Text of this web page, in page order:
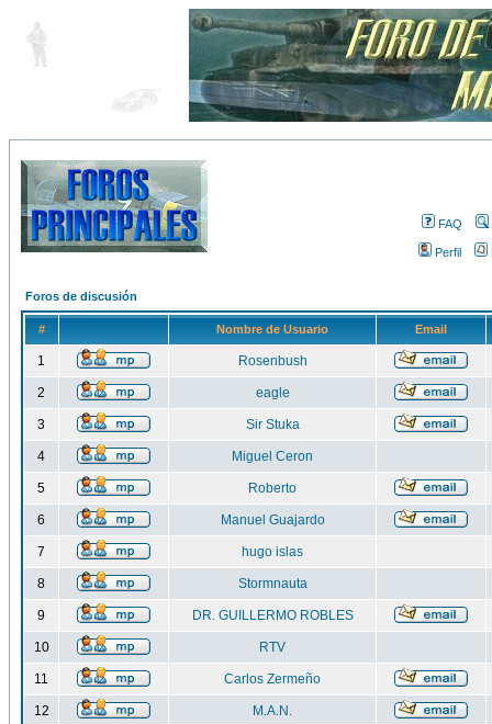
FAQ
Perfil
Foros de discusión
# Nombre de Usuario Email
1 Rosenbush
2 eagle
3 Sir Stuka
4 Miguel Ceron
5 Roberto
6 Manuel Guajardo
7 hugo islas
8 Stormnauta
9 DR. GUILLERMO ROBLES
10 RTV
11 Carlos Zermeño
12 M.A.N.